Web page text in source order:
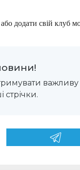
додати свій клуб
важливу
стрічки.